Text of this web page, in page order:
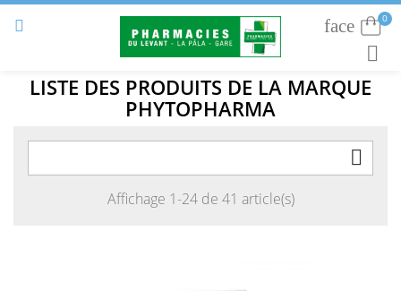
 0
faceConnexion

LISTE DES PRODUITS DE LA MARQUE
PHYTOPHARMA

Affichage 1-24 de 41 article(s)